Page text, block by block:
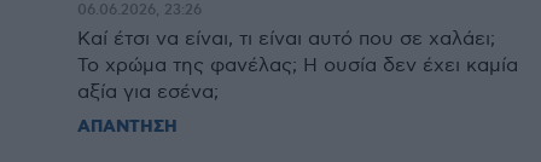
06.06.2026, 23:26
Καί έτσι να είναι, τι είναι αυτό που σε χαλάει;
Το χρώμα της φανέλας; Η ουσία δεν έχει καμία
αξία για εσένα;
ΑΠΑΝΤΗΣΗ